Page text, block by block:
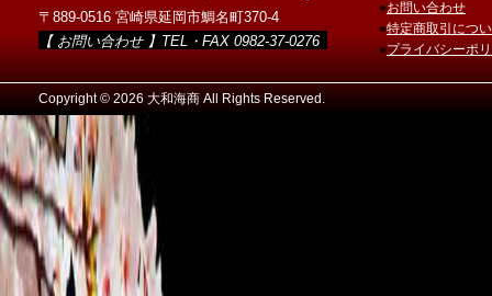
〒889-0516 宮崎県延岡市鯛名町370-4
【 お問い合わせ 】TEL・FAX 0982-37-0276
●お問い合わせ
●特定商取引につ
●プライバシーポ
Copyright © 2026 大和海商 All Rights Reserved.